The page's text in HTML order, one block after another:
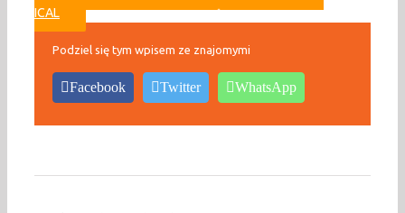
ICAL
Podziel się tym wpisem ze znajomymi
Facebook Twitter WhatsApp